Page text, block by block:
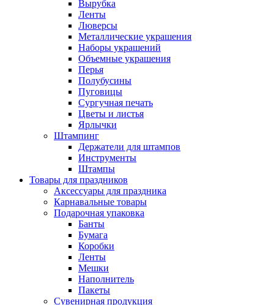
Вырубка
Ленты
Люверсы
Металлические украшения
Наборы украшений
Объемные украшения
Перья
Полубусины
Пуговицы
Сургучная печать
Цветы и листья
Ярлычки
Штампинг
Держатели для штампов
Инструменты
Штампы
Товары для праздников
Аксессуары для праздника
Карнавальные товары
Подарочная упаковка
Банты
Бумага
Коробки
Ленты
Мешки
Наполнитель
Пакеты
Сувенирная продукция